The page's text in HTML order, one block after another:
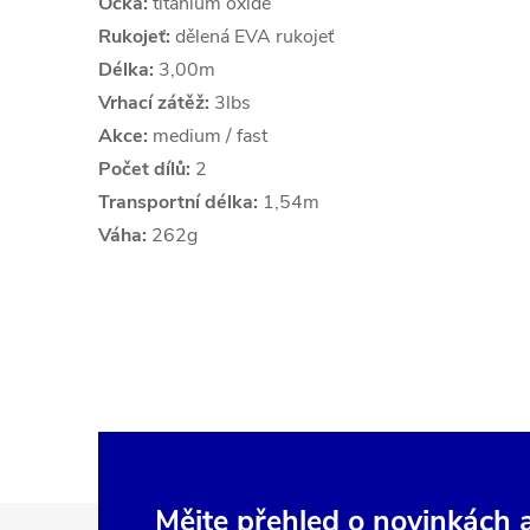
Rukojeť: dělená EVA rukojeť
Délka: 3,00m
Vrhací zátěž: 3lbs
Akce: medium / fast
Počet dílů: 2
Transportní délka: 1,54m
Váha: 262g
Mějte přehled o novinkách